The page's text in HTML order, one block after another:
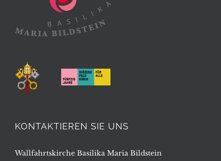
KONTAKTIEREN SIE UNS
Wallfahrtskirche Basilika Maria Bildstein